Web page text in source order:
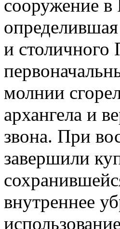
сооружение в
и столичного
молнии
архангела и
звона. При
завершили
внутреннее